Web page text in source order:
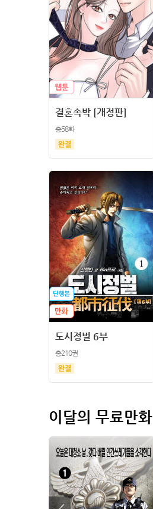
결혼속박 [개정판]
총58화
도시정벌 6부
총210권
이달의 무료만화